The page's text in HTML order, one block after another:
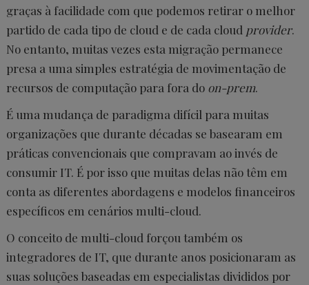
graças à facilidade com que podemos retirar o melhor
partido de cada tipo de cloud e de cada cloud provider.
No entanto, muitas vezes esta migração permanece
presa a uma simples estratégia de movimentação de
recursos de computação para fora do on-prem.
É uma mudança de paradigma difícil para muitas
organizações que durante décadas se basearam em
práticas convencionais que compravam ao invés de
consumir IT. É por isso que muitas delas não têm em
conta as diferentes abordagens e modelos financeiros
específicos em cenários multi-cloud.
O conceito de multi-cloud forçou também os
integradores de IT, que durante anos posicionaram as
suas soluções baseadas em especialistas divididos por